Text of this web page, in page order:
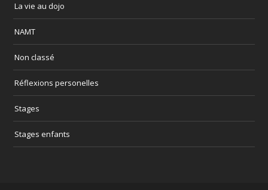
La vie au dojo
NAMT
Non classé
Réflexions personelles
Stages
Stages enfants